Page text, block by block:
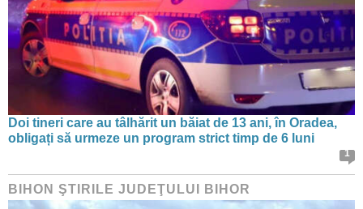
Doi tineri care au tâlhărit un băiat de 13 ani, în Oradea,
obligați să urmeze un program strict timp de 6 luni
1
BIHON ŞTIRILE JUDEŢULUI BIHOR